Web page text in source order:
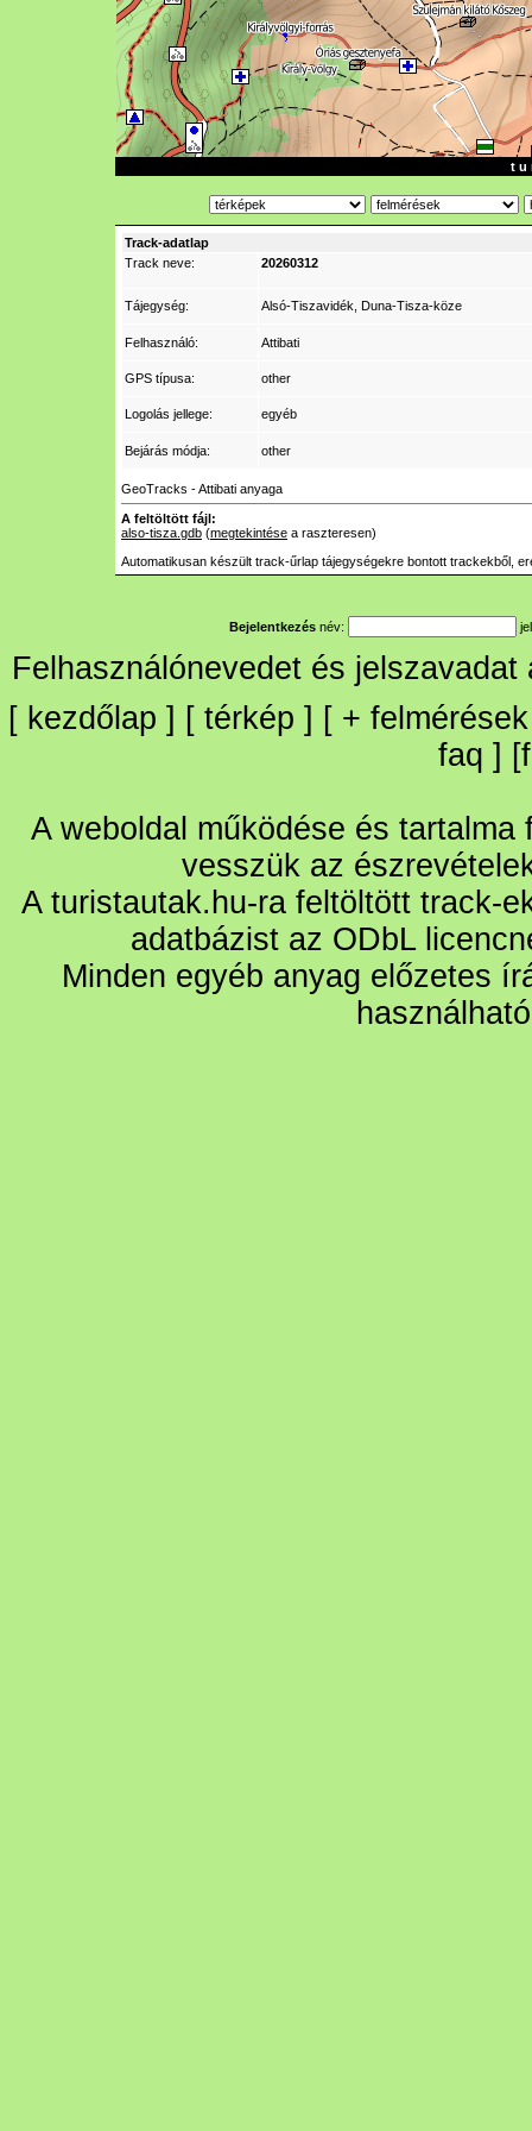
t u
Track-adatlap
Track neve:
20260312
Tájegység: Alsó-Tiszavidék, Duna-Tisza-köze
Felhasználó: Attibati
GPS típusa: other
Logolás jellege: egyéb
Bejárás módja: other
GeoTracks - Attibati anyaga
A feltöltött fájl:
also-tisza.gdb (megtekintése a raszteresen)
Automatikusan készült track-űrlap tájegységekre bontott trackekből,
Bejelentkezés név:
Felhasználónevedet és
[ kezdőlap ] [ térkép ] [ + felmérések
faq ] [
A weboldal működése és
vesszük az
A turistautak.hu-ra feltöltött track-
adatbázist az ODbL
Minden egyéb anyag előzetes